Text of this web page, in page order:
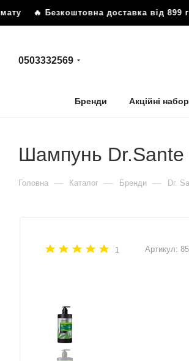
доставка від 899 грн до
0503332569
Бренди Акційні
Шампунь
Головна — Каталог — Бренди — Dr.
1 Артикул: